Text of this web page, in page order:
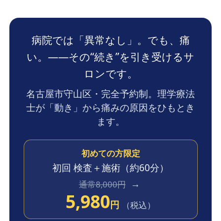
病院では「異常なし」。でも、痛
い。——その“続き”を引き受けるサ
ロンです。
名古屋市守山区・完全予約制。理学療法
士が「動き」から痛みの原因をひもとき
ます。
初めての方限定
初回 検査＋施術 （約60分）
通常8,000円 →
5,980円 （税込）